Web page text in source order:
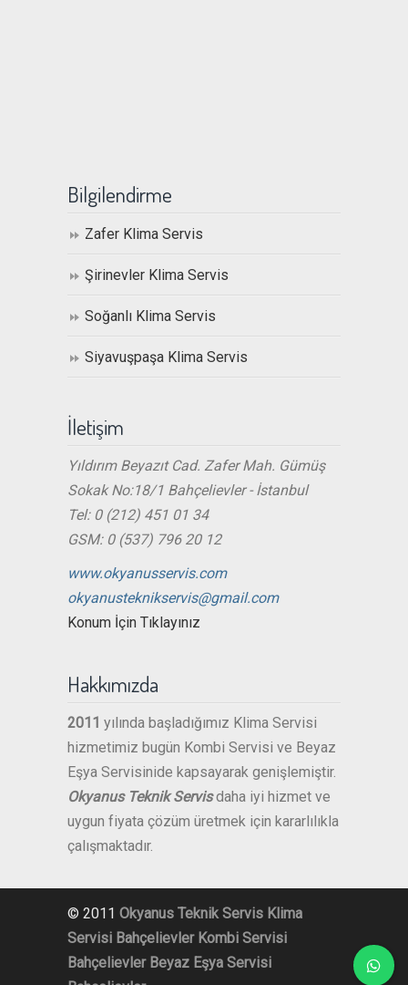
Bilgilendirme
Zafer Klima Servis
Şirinevler Klima Servis
Soğanlı Klima Servis
Siyavuşpaşa Klima Servis
İletişim
Yıldırım Beyazıt Cad. Zafer Mah. Gümüş
Sokak No:18/1 Bahçelievler - İstanbul
Tel: 0 (212) 451 01 34
GSM: 0 (537) 796 20 12
www.okyanusservis.com
okyanusteknikservis@gmail.com
Konum İçin Tıklayınız
Hakkımızda
2011 yılında başladığımız Klima Servisi
hizmetimiz bugün Kombi Servisi ve Beyaz
Eşya Servisinide kapsayarak genişlemiştir.
Okyanus Teknik Servisdaha iyi hizmet ve
uygun fiyata çözüm üretmek için kararlılıkla
çalışmaktadır.
© 2011 Okyanus Teknik Servis Klima
Servisi Bahçelievler Kombi Servisi
Bahçelievler Beyaz Eşya Servisi